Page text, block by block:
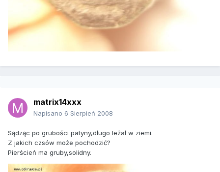
matrix14xxx
Napisano 6 Sierpień 2008
Sądząc po grubości patyny,długo leżał w ziemi.
Z jakich czsów może pochodzić?
Pierścień ma gruby,solidny.